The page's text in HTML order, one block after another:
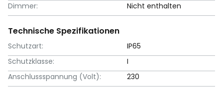
Dimmer:
Nicht enthalten
Technische Spezifikationen
Schutzart:
IP65
Schutzklasse:
I
Anschlussspannung (Volt):
230